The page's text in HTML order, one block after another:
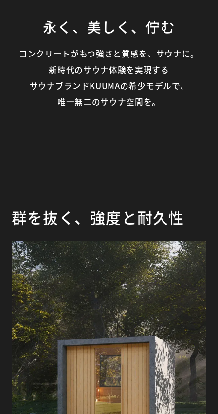
永く、美しく、佇む
コンクリートがもつ強さと質感を、サウナに。
新時代のサウナ体験を実現する
サウナブランドKUUMAの希少モデルで、
唯一無二のサウナ空間を。
群を抜く、強度と耐久性